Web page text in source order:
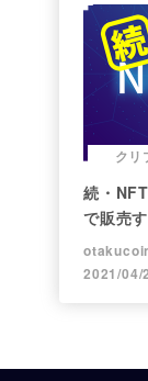
クリ
続・
で販売
ポート】
2021/04/